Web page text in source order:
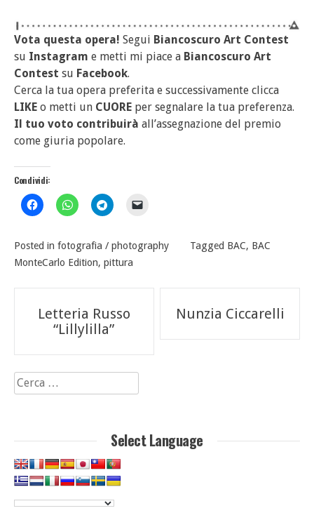
Vota questa opera! Segui Biancoscuro Art Contest
su Instagram e metti mi piace a Biancoscuro Art
Contest su Facebook.
Cerca la tua opera preferita e successivamente clicca
LIKE o metti un CUORE per segnalare la tua preferenza.
Il tuo voto contribuirà all’assegnazione del premio
come giuria popolare.
Condividi:
Posted in fotografia / photography Tagged BAC, BAC
MonteCarlo Edition, pittura
Navigazione
articoli
Letteria Russo
“Lillylilla”
Nunzia Ciccarelli
Ricerca
per:
Select Language